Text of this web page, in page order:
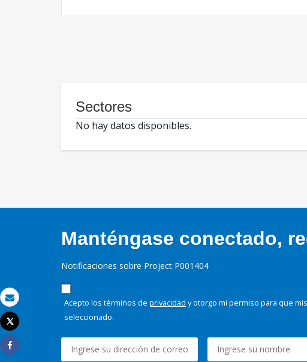
Correo electrónico
Imprimir
Tweet
Share
Sectores
No hay datos disponibles.
Manténgase conectado,
Notificaciones sobre Project P001404
Acepto los términos de privacidad y otorgo mi permiso para que
seleccionado.